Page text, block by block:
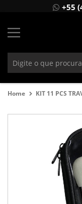
+55
Home KIT 11 PCS